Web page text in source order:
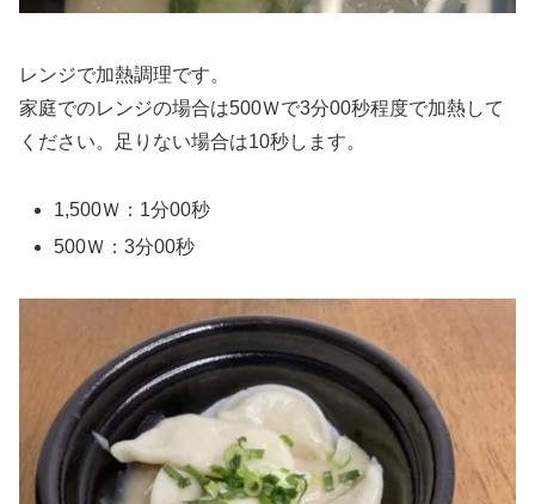
レンジで加熱調理です。
家庭でのレンジの場合は500Ｗで3分00秒程度で加熱して
ください。足りない場合は10秒します。
1,500Ｗ：1分00秒
500Ｗ：3分00秒